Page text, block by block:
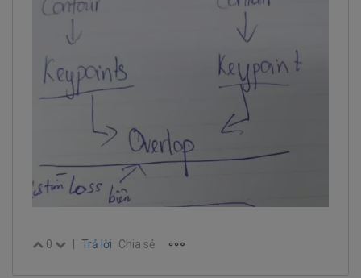
0 Trả lời Chia sẻ